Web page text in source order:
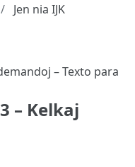
Jen nia IJK
– Kelkaj